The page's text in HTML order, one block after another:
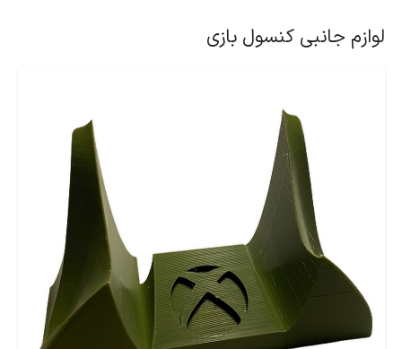
لوازم جانبی کنسول بازی